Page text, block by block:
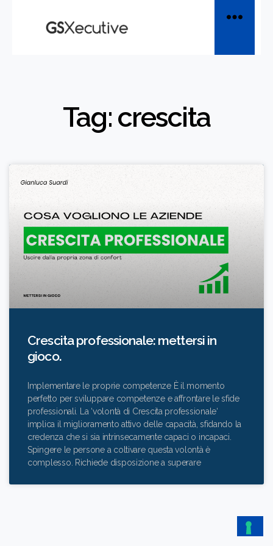
Tag: crescita
Crescita professionale: mettersi in
gioco.
Implementare le proprie competenze È il momento
perfetto per sviluppare competenze e affrontare le sfide
professionali. La ‘volontà di Crescita professionale‘
implica il miglioramento attivo delle capacità, sfidando la
credenza che si sia intrinsecamente capaci o incapaci.
Spingere le persone a coltivare questa volontà è
complesso. Richiede disposizione a superare